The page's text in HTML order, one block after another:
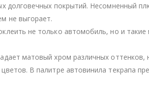
долговечных покрытий. Несомненный
не выгорает.
не только автомобиль, но и
матовый хром различных оттенков,
В палитре автовинила текрапа